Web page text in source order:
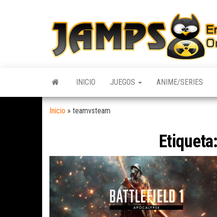
INICIO JUEGOS ANIME/SERIES
Inicio » teamvsteam
Etiqueta: